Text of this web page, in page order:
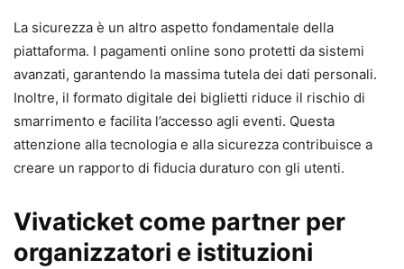
La sicurezza è un altro aspetto fondamentale della
piattaforma. I pagamenti online sono protetti da sistemi
avanzati, garantendo la massima tutela dei dati personali.
Inoltre, il formato digitale dei biglietti riduce il rischio di
smarrimento e facilita l’accesso agli eventi. Questa
attenzione alla tecnologia e alla sicurezza contribuisce a
creare un rapporto di fiducia duraturo con gli utenti.
Vivaticket come partner per
organizzatori e istituzioni